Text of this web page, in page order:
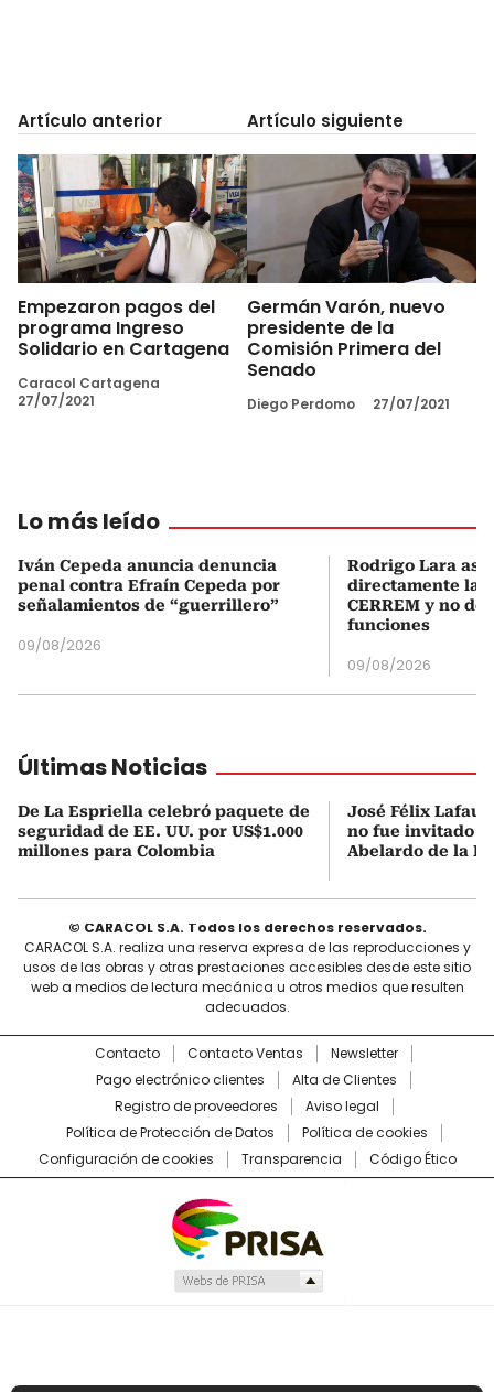
Artículo anterior
Empezaron pagos del
programa Ingreso
Solidario en Cartagena
Caracol Cartagena
27/07/2021
Artículo siguiente
Germán Varón, nuevo
presidente de la
Comisión Primera del
Senado
Diego Perdomo 27/07/2021
Lo más leído
Iván Cepeda anuncia denuncia
penal contra Efraín Cepeda por
señalamientos de “guerrillero”
09/08/2026
Rodrigo Lara
directamente la
CERREM y no
funciones
09/08/2026
Últimas Noticias
De La Espriella celebró paquete de
seguridad de EE. UU. por US$1.000
millones para Colombia
José Félix
no fue invitado a
Abelardo de la
© CARACOL S.A. Todos los derechos reservados.
CARACOL S.A. realiza una reserva expresa de las reproducciones y
usos de las obras y otras prestaciones accesibles desde este sitio
web a medios de lectura mecánica u otros medios que resulten
adecuados.
Contacto Contacto Ventas
Newsletter
Pago electrónico clientes
Alta de Clientes
Registro de proveedores
Aviso legal
Política de Protección de Datos
Política de cookies
Configuración de cookies
Transparencia Código Ético